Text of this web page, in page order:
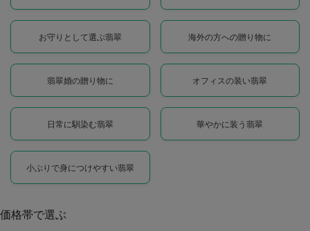
お守りとして選ぶ翡翠 海外の方への贈り物に
翡翠婚の贈り物に オフィスの装い翡翠
日常に馴染む翡翠 華やかに装う翡翠
小ぶりで身につけやすい翡翠
価格帯で選ぶ